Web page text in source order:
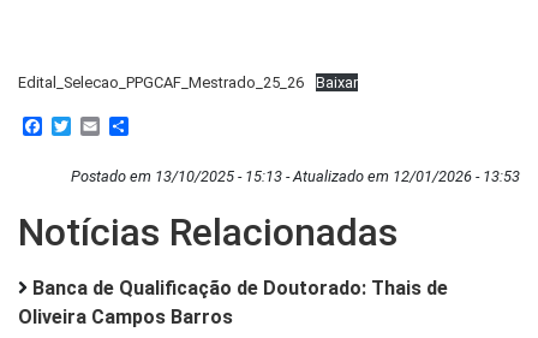
Edital_Selecao_PPGCAF_Mestrado_25_26 Baixar
Facebook
Twitter
Email
Postado em 13/10/2025 - 15:13 - Atualizado em 12/01/2026 - 13:53
Notícias Relacionadas
Banca de Qualificação de Doutorado: Thais de
Oliveira Campos Barros